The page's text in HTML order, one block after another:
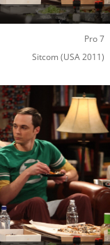
Pro 7
Sitcom (USA 2011)